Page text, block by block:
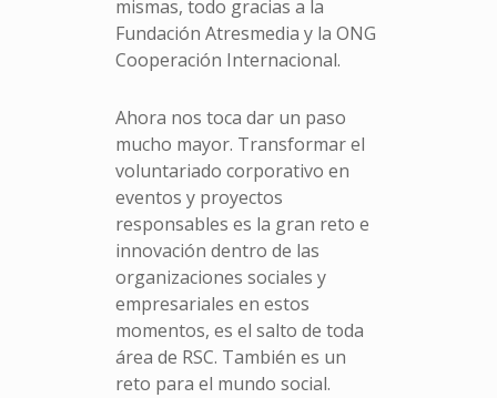
mismas, todo gracias a la
Fundación Atresmedia y la ONG
Cooperación Internacional.
Ahora nos toca dar un paso
mucho mayor. Transformar el
voluntariado corporativo en
eventos y proyectos
responsables es la gran reto e
innovación dentro de las
organizaciones sociales y
empresariales en estos
momentos, es el salto de toda
área de RSC. También es un
reto para el mundo social.